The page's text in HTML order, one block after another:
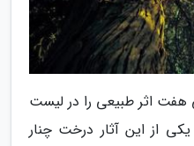
هفت اثر طبیعی را در لیست
از این آثار درخت چنار